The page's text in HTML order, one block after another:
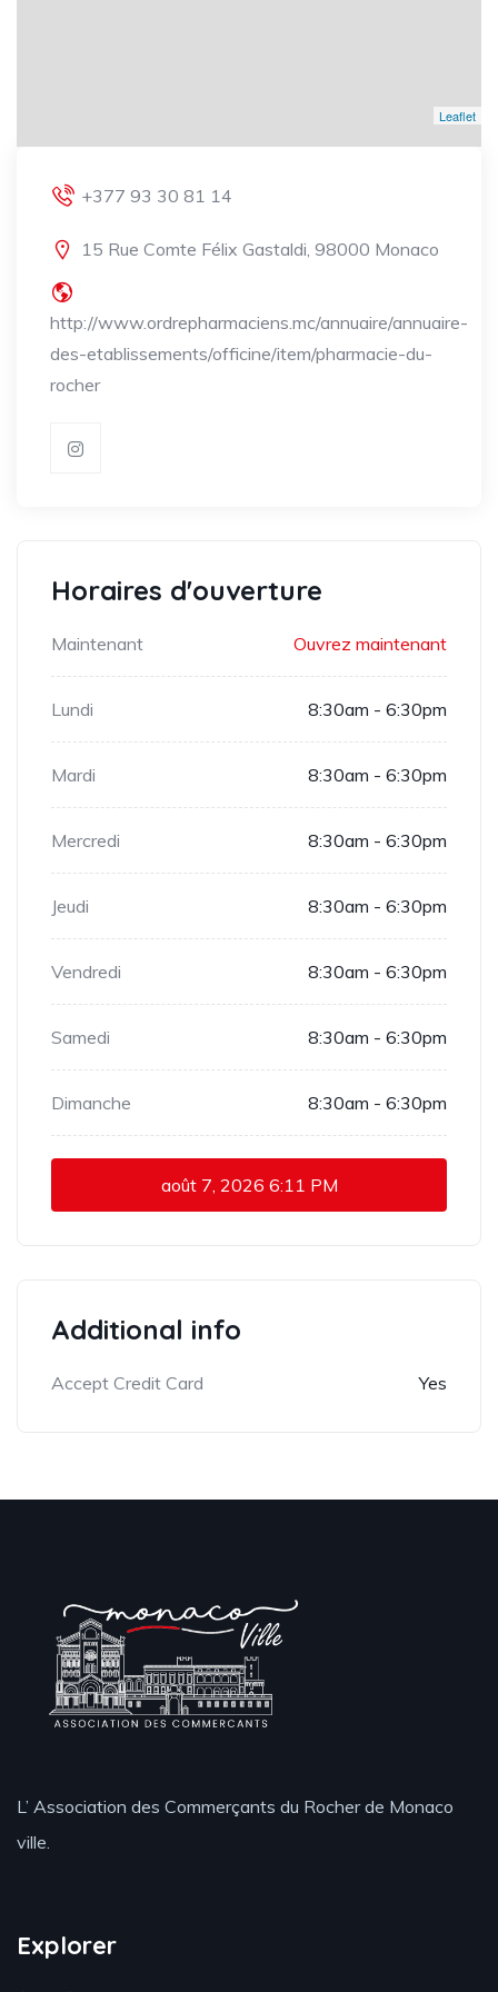
Leaflet
+377 93 30 81 14
15 Rue Comte Félix Gastaldi, 98000 Monaco
http://www.ordrepharmaciens.mc/annuaire/annuaire-
des-etablissements/officine/item/pharmacie-du-
rocher
Horaires d'ouverture
Maintenant Ouvrez maintenant
Lundi 8:30am - 6:30pm
Mardi 8:30am - 6:30pm
Mercredi 8:30am - 6:30pm
Jeudi 8:30am - 6:30pm
Vendredi 8:30am - 6:30pm
Samedi 8:30am - 6:30pm
Dimanche 8:30am - 6:30pm
août 7, 2026 6:11 PM
Additional info
Accept Credit Card Yes
L’ Association des Commerçants du Rocher de Monaco
ville.
Explorer